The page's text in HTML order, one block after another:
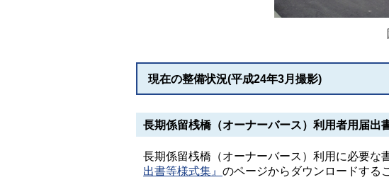
現在の整備状況(平成24年3月撮影)
長期係留桟橋（オーナーバース）利用者用届出
長期係留桟橋（オーナーバース）利用に必要な
出書等様式集』 のページからダウンロードする